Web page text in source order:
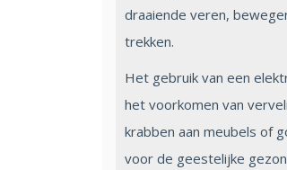
draaiende veren,
trekken.
Het gebruik van een
het voorkomen van
krabben aan meubels of
voor de geestelijke